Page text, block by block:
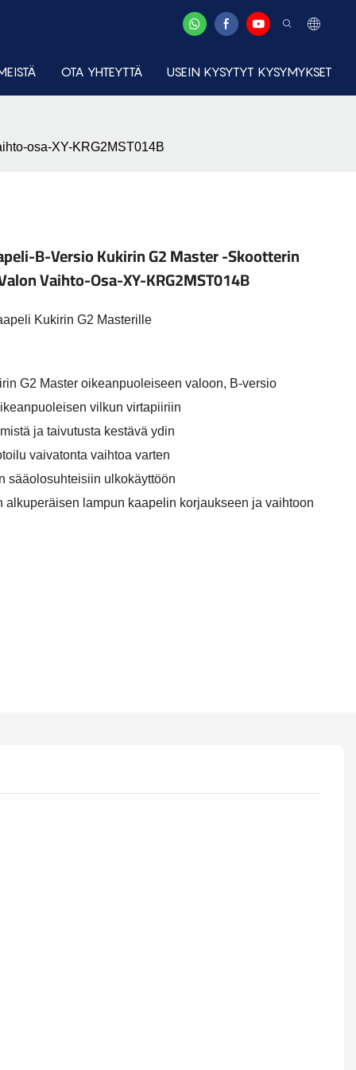
OTA YHTEYTTÄ USEIN KYSYTYT KYSYMYKSET
osa-XY-KRG2MST014B
B-Versio Kukirin G2 Master -skootterin
Vaihto-Osa-XY-KRG2MST014B
Kukirin G2 Masterille
G2 Master oikeanpuoleiseen valoon, B-versio
vilkun virtapiiriin
ja taivutusta kestävä ydin
vaivatonta vaihtoa varten
sääolosuhteisiin ulkokäyttöön
lampun kaapelin korjaukseen ja vaihtoon